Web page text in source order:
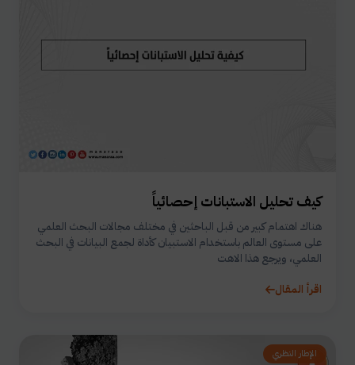
كيف تحليل الاستبانات إحصائياً
هناك اهتمام كبير من قبل الباحثين في مختلف مجالات البحث العلمي
على مستوى العالم باستخدام الاستبيان كأداة لجمع البيانات في البحث
العلمي، ويرجع هذا الاهت
اقرأ المقال
الإطار النظري